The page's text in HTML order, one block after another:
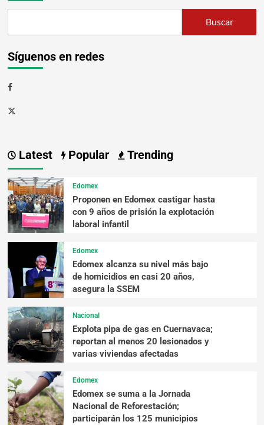
Buscar
Síguenos en redes
Latest Popular Trending
Edomex
Proponen en Edomex castigar hasta
con 9 años de prisión la explotación
laboral infantil
Edomex
Edomex alcanza su nivel más bajo
de homicidios en casi 20 años,
asegura la SSEM
Nacional
Explota pipa de gas en Cuernavaca;
reportan al menos 20 lesionados y
varias viviendas afectadas
Edomex
Edomex se suma a la Jornada
Nacional de Reforestación;
participarán los 125 municipios